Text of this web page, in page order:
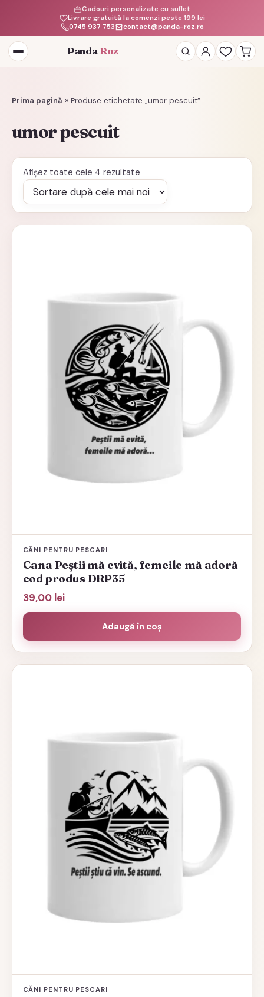
Livrare gratuită la comenzi peste 199 lei
Cadouri personalizate cu suflet
0745 937 753
contact@panda-roz.ro
Deschide
meniul
Panda Roz
Prima pagină » Produse etichetate „umor pescuit”
umor pescuit
Afișez toate cele 4 rezultateSortat
după
cele
mai
recente
CĂNI PENTRU PESCARI
Cana Peștii mă evită, femeile mă adoră
cod produs DRP35
39,00 lei
Adaugă în coș
CĂNI PENTRU PESCARI